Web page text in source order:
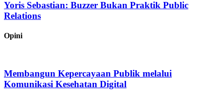
Yoris Sebastian: Buzzer Bukan Praktik Public
Relations
Opini
Membangun Kepercayaan Publik melalui
Komunikasi Kesehatan Digital